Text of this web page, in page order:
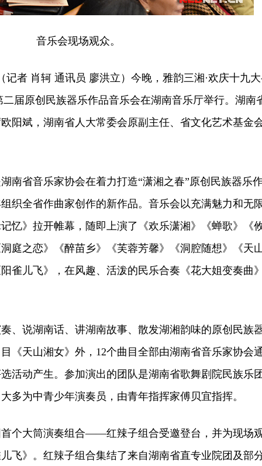
音乐会现场观众。
肖轲 通讯员 廖洪立）今晚，雅韵三湘·欢庆十九
二届原创民族器乐作品音乐会在湖南音乐厅举行。湖南
阳斌，湖南省人大常委会原副主任、省文化艺术基金
省音乐家协会在着力打造“潇湘之春”原创民族器乐
织全省作曲家创作的新作品。音乐会以充满魅力和无
忆》拉开帷幕，随即上演了《欢乐潇湘》《蝉歌》《
庭之恋》《醉苗乡》《芙蓉芳馨》《洞腔随想》《天
雀儿飞》，在风趣、活泼的民乐合奏《花大姐变奏曲
说湖南话、讲湖南故事、散发湖湘韵味的原创民族
《天山湘女》外，12个曲目全部由湖南省音乐家协会
活动产生。参加演出的团队是湖南省歌舞剧院民族乐
多为中青少年演奏员，由青年指挥家傅贝宜指挥。
大筒演奏组合——红辣子组合受邀登台，并为现场
飞》。红辣子组合集结了来自湖南省直专业院团及部